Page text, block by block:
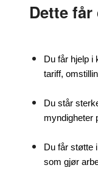
Dette
Du får hjelp i
tariff,
Du står
myndigheter
Du får støtte
som gjør